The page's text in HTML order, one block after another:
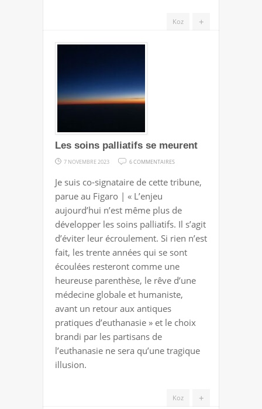
+
Koz
Les soins palliatifs se meurent
7 NOVEMBRE 2023 6 COMMENTAIRES
SOINS
SE
MEURENT
Je suis co-signataire de cette tribune,
parue au Figaro | « L’enjeu
aujourd’hui n’est même plus de
développer les soins palliatifs. Il s’agit
d’éviter leur écroulement. Si rien n’est
fait, les trente années qui se sont
écoulées resteront comme une
heureuse parenthèse, le rêve d’une
médecine globale et humaniste,
avant un retour aux antiques
pratiques d’euthanasie » et le choix
brandi par les partisans de
l’euthanasie ne sera qu’une tragique
illusion.
+
Koz